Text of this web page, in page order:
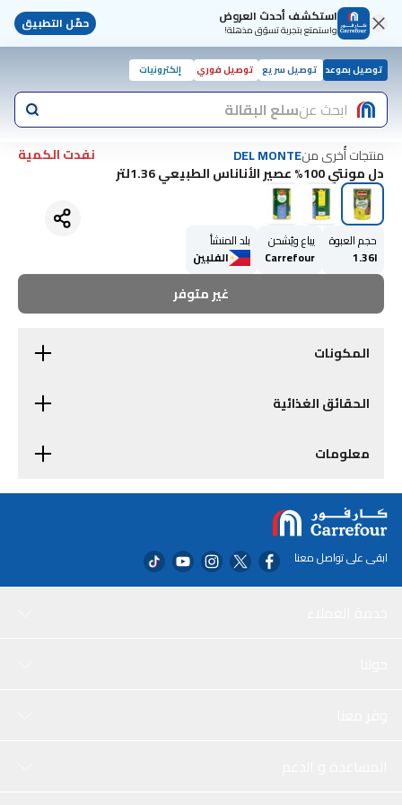
استكشف أحدث العروض
واستمتع بتجربة تسوّق مذهلة! حمّل التطبيق
توصيل بموعد توصيل سريع توصيل فوري إلكترونيات
ابحث عنسلع البقالة
منتجات أُخرى منDEL MONTE
نفدت الكمية
دل مونتي 100% عصير الأناناس الطبيعي 1.36لتر
حجم العبوة
1.36l
يباع ويُشحن
Carrefour
بلد المنشأ
الفلبين
غير متوفر
المكونات
الحقائق الغذائية
معلومات
ابقى على تواصل معنا